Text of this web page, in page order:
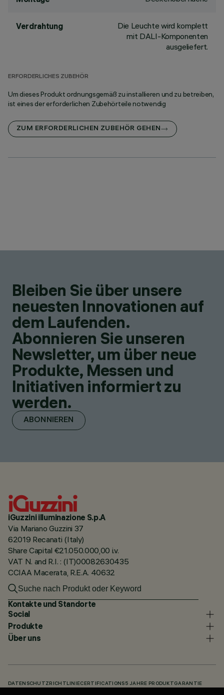
Verdrahtung
Die Leuchte wird komplett
mit DALI-Komponenten
ausgeliefert.
ERFORDERLICHES ZUBEHÖR
Um dieses Produkt ordnungsgemäß zu installieren und zu betreiben,
ist eines der erforderlichen Zubehörteile notwendig
ZUM ERFORDERLICHEN ZUBEHÖR GEHEN
Bleiben Sie über unsere
neuesten Innovationen auf
dem Laufenden.
Abonnieren Sie unseren
Newsletter, um über neue
Produkte, Messen und
Initiativen informiert zu
werden.
ABONNIEREN
iGuzzini illuminazione S.p.A
Via Mariano Guzzini 37
62019 Recanati (Italy)
Share Capital €21.050.000,00 i.v.
VAT N. and R.I. : (IT)00082630435
CCIAA Macerata, R.E.A. 40632
Kontakte und Standorte
Social
Produkte
Über uns
DATENSCHUTZRICHTLINIECERTIFICATIONS 5 JAHRE PRODUKTGARANTIE